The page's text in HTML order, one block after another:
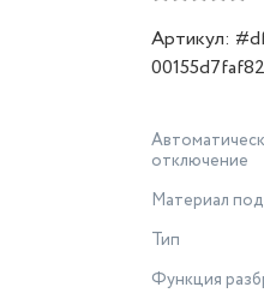
Артикул:
00155d7faf82
отключение
Материал
Тип
Функция